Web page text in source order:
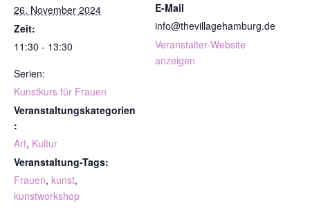
26. November 2024
Zeit:
11:30 - 13:30
Serien:
Kunstkurs für Frauen
Veranstaltungskategorien
:
Art, Kultur
Veranstaltung-Tags:
Frauen, kunst,
kunstworkshop
E-Mail
info@thevillagehamburg.de
Veranstalter-Website
anzeigen